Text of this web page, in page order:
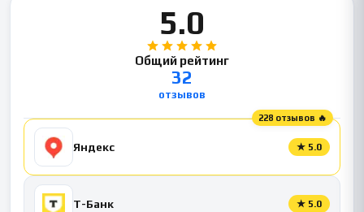
5.0
Общий рейтинг
32
отзывов
228 отзывов 🔥
Яндекс ★ 5.0
Т-Банк ★ 5.0